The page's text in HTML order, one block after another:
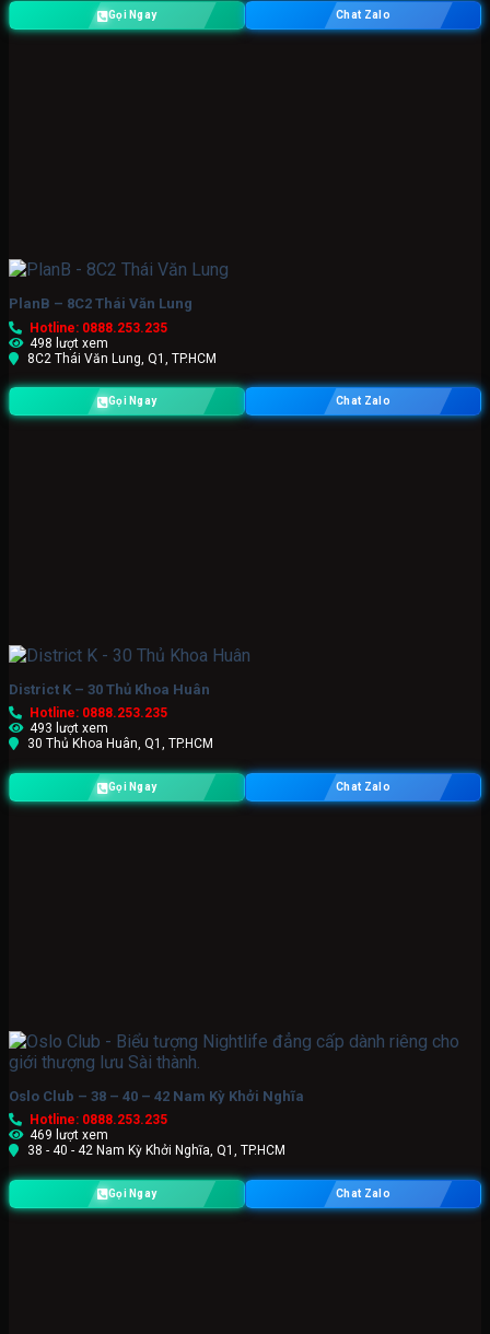
Gọi Ngay Chat Zalo
PlanB – 8C2 Thái Văn Lung
Hotline: 0888.253.235
498 lượt xem
8C2 Thái Văn Lung, Q1, TP.HCM
Gọi Ngay Chat Zalo
District K – 30 Thủ Khoa Huân
Hotline: 0888.253.235
493 lượt xem
30 Thủ Khoa Huân, Q1, TP.HCM
Gọi Ngay Chat Zalo
Oslo Club – 38 – 40 – 42 Nam Kỳ Khởi Nghĩa
Hotline: 0888.253.235
469 lượt xem
38 - 40 - 42 Nam Kỳ Khởi Nghĩa, Q1, TP.HCM
Gọi Ngay Chat Zalo